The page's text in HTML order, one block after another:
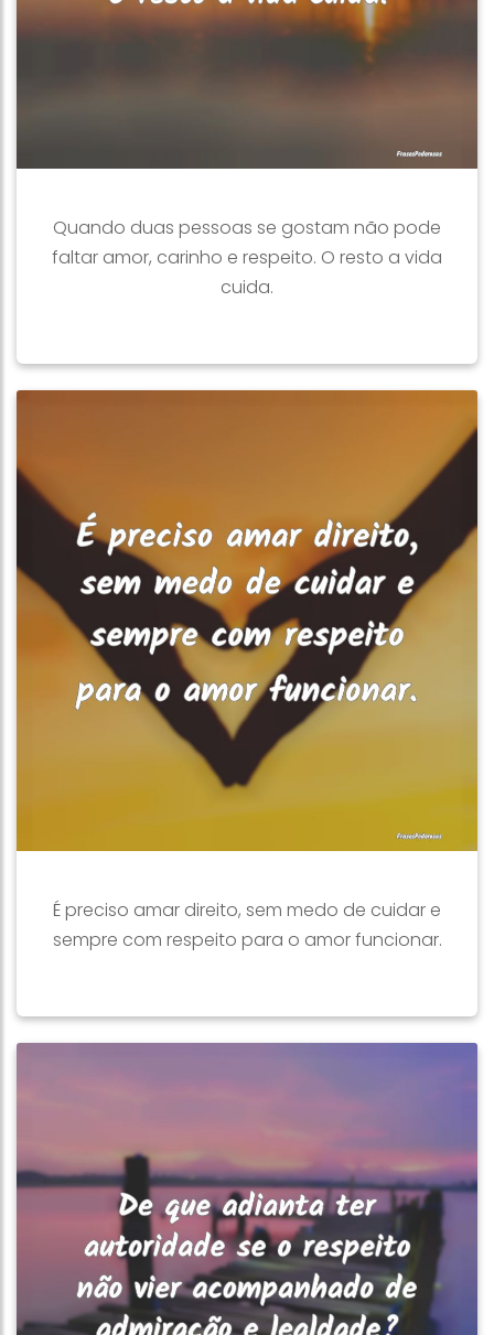
Quando duas pessoas se gostam não pode
faltar amor, carinho e respeito. O resto a vida
cuida.
É preciso amar direito, sem medo de cuidar e
sempre com respeito para o amor funcionar.